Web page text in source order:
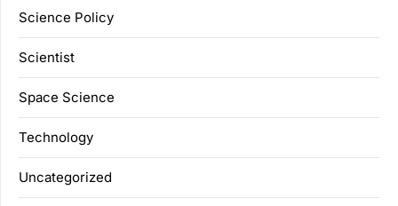
Science Policy
Scientist
Space Science
Technology
Uncategorized